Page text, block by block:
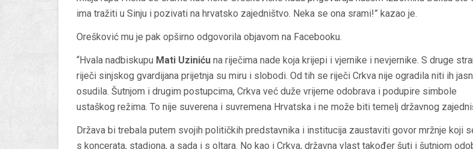
ima tražiti u Sinju i pozivati na hrvatsko zajedništvo. Neka se ona srami!” kazao je.
Orešković mu je pak opširno odgovorila objavom na Facebooku.
“Hvala nadbiskupu Mati Uziniću na riječima nade koja krijepi i vjernike i nevjernike. S druge
riječi sinjskog gvardijana prijetnja su miru i slobodi. Od tih se riječi Crkva nije ogradila niti ih
osudila. Šutnjom i drugim postupcima, Crkva već duže vrijeme odobrava i podupire simbole
ustaškog režima. To nije suverena i suvremena Hrvatska i ne može biti temelj državnog
Država bi trebala putem svojih političkih predstavnika i institucija zaustaviti govor mržnje koji
s koncerata, stadiona, a sada i s oltara. No kao i Crkva, državna vlast također šuti i šutnjom